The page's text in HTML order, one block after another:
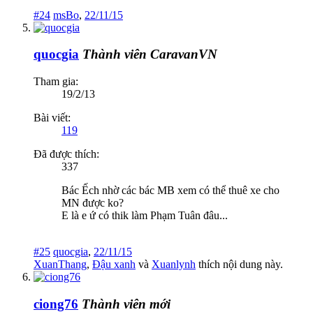
#24 msBo, 22/11/15
quocgia Thành viên CaravanVN
Tham gia:
19/2/13
Bài viết:
119
Đã được thích:
337
Bác Ếch nhờ các bác MB xem có thể thuê xe cho
MN được ko?
E là e ứ có thik làm Phạm Tuân đâu...
#25 quocgia, 22/11/15
XuanThang, Đậu xanh và Xuanlynh thích nội dung này.
ciong76 Thành viên mới